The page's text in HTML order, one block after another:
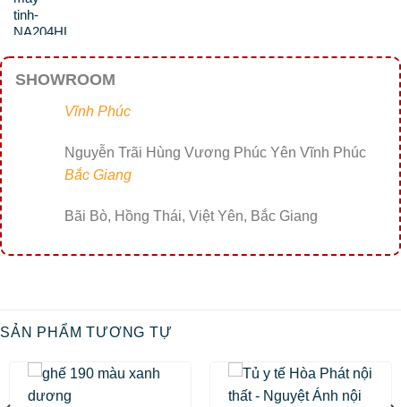
SHOWROOM
Vĩnh Phúc
Nguyễn Trãi Hùng Vương Phúc Yên Vĩnh Phúc
Bắc Giang
Bãi Bò, Hồng Thái, Việt Yên, Bắc Giang
SẢN PHẨM TƯƠNG TỰ